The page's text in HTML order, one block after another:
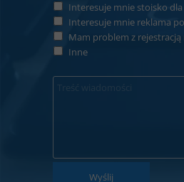
Interesuje mnie stoisko
Interesuje mnie reklama
Mam problem z
Inne
Wyślij